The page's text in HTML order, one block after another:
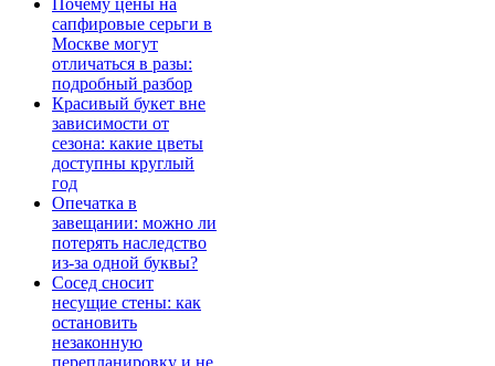
Почему цены на
сапфировые серьги в
Москве могут
отличаться в разы:
подробный разбор
Красивый букет вне
зависимости от
сезона: какие цветы
доступны круглый
год
Опечатка в
завещании: можно ли
потерять наследство
из-за одной буквы?
Сосед сносит
несущие стены: как
остановить
незаконную